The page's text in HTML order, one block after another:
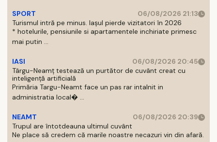
SPORT
06/08/2026 21:13
Turismul intră pe minus. Iașul pierde vizitatori în 2026
* hotelurile, pensiunile si apartamentele inchiriate primesc
mai putin ...
IASI
06/08/2026 20:45
Târgu-Neamț testează un purtător de cuvânt creat cu
inteligență artificială
Primăria Targu-Neamt face un pas rar intalnit in
administratia local� ...
NEAMT
06/08/2026 20:39
Trupul are întotdeauna ultimul cuvânt
Ne place să credem că marile noastre necazuri vin din afară.